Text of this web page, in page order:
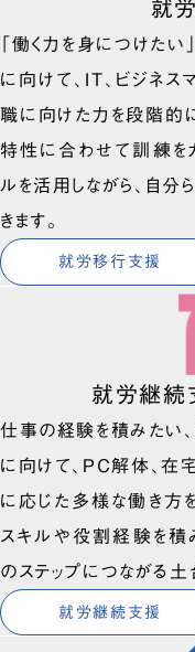
就
「働く力を身につけたい
に向けて、IT、ビジネス
職に向けた力を段階的
特性に合わせて訓練を
ルを活用しながら、自分
きます。
就労移行支援
就労継続
仕事の経験を積みたい
に向けて、PC解体、在
に応じた多様な働き方
スキルや役割経験を積
のステップにつながる土
就労継続支援